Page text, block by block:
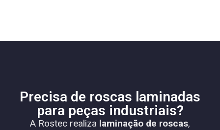
Precisa de roscas laminadas
para peças industriais?
A Rostec realiza laminação de roscas,